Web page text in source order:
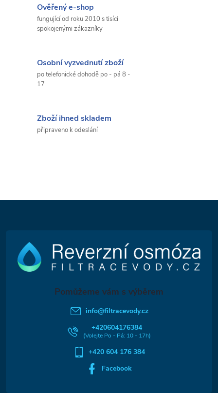
Ověřený e-shop
fungující od roku 2010 s tisíci
spokojenými zákazníky
Osobní vyzvednutí zboží
po telefonické dohodě po - pá 8 -
17
Zboží ihned skladem
připraveno k odeslání
info@filtracevody.cz
+420604176384
+420 604 176 384
Facebook